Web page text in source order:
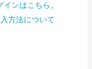
インはこちら。
方法について